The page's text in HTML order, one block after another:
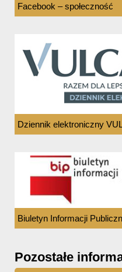
Facebook – społeczność
Dziennik elektroniczny
Biuletyn Informacji
Pozostałe